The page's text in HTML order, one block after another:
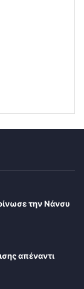
την Νάνσυ
απέναντι